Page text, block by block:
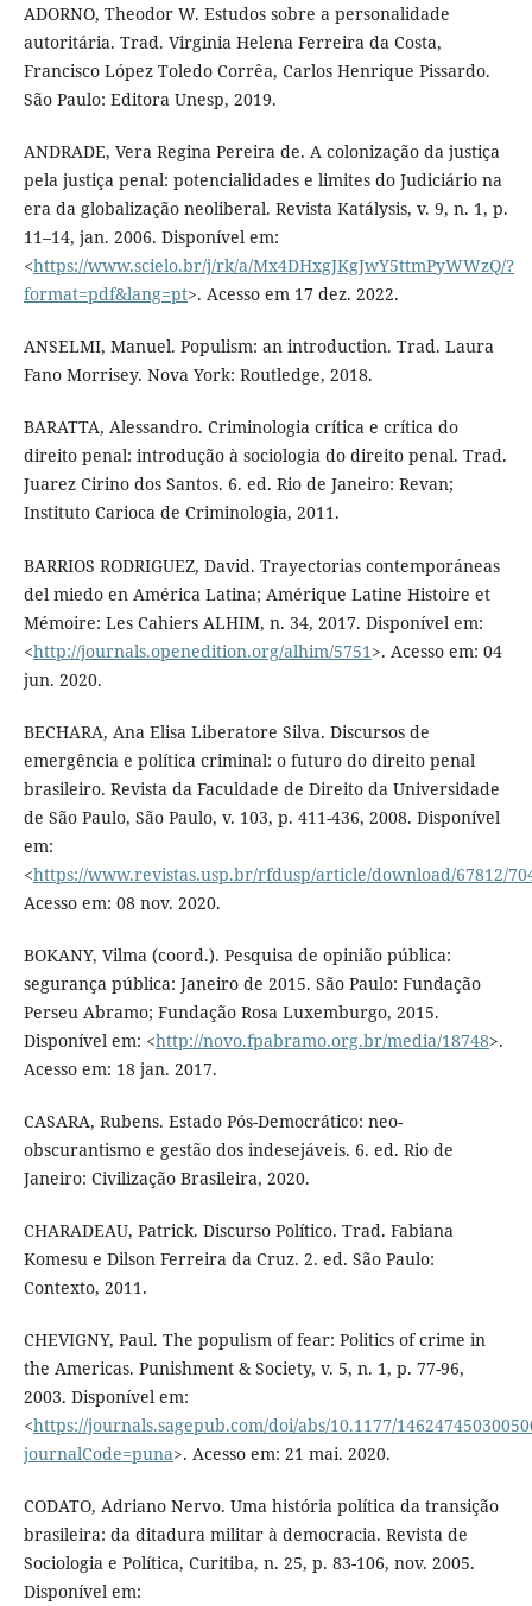
ADORNO, Theodor W. Estudos sobre a personalidade
autoritária. Trad. Virginia Helena Ferreira da Costa,
Francisco López Toledo Corrêa, Carlos Henrique Pissardo.
São Paulo: Editora Unesp, 2019.
ANDRADE, Vera Regina Pereira de. A colonização da justiça
pela justiça penal: potencialidades e limites do Judiciário na
era da globalização neoliberal. Revista Katálysis, v. 9, n. 1, p.
11–14, jan. 2006. Disponível em:
<https://www.scielo.br/j/rk/a/Mx4DHxgJKgJwY5ttmPyWWzQ/?
format=pdf&lang=pt>. Acesso em 17 dez. 2022.
ANSELMI, Manuel. Populism: an introduction. Trad. Laura
Fano Morrisey. Nova York: Routledge, 2018.
BARATTA, Alessandro. Criminologia crítica e crítica do
direito penal: introdução à sociologia do direito penal. Trad.
Juarez Cirino dos Santos. 6. ed. Rio de Janeiro: Revan;
Instituto Carioca de Criminologia, 2011.
BARRIOS RODRIGUEZ, David. Trayectorias contemporáneas
del miedo en América Latina; Amérique Latine Histoire et
Mémoire: Les Cahiers ALHIM, n. 34, 2017. Disponível em:
<http://journals.openedition.org/alhim/5751 >. Acesso em: 04
jun. 2020.
BECHARA, Ana Elisa Liberatore Silva. Discursos de
emergência e política criminal: o futuro do direito penal
brasileiro. Revista da Faculdade de Direito da Universidade
de São Paulo, São Paulo, v. 103, p. 411-436, 2008. Disponível
em:
<https://www.revistas.usp.br/rfdusp/article/download/67812/
Acesso em: 08 nov. 2020.
BOKANY, Vilma (coord.). Pesquisa de opinião pública:
segurança pública: Janeiro de 2015. São Paulo: Fundação
Perseu Abramo; Fundação Rosa Luxemburgo, 2015.
Disponível em: <http://novo.fpabramo.org.br/media/18748>.
Acesso em: 18 jan. 2017.
CASARA, Rubens. Estado Pós-Democrático: neo-
obscurantismo e gestão dos indesejáveis. 6. ed. Rio de
Janeiro: Civilização Brasileira, 2020.
CHARADEAU, Patrick. Discurso Político. Trad. Fabiana
Komesu e Dilson Ferreira da Cruz. 2. ed. São Paulo:
Contexto, 2011.
CHEVIGNY, Paul. The populism of fear: Politics of crime in
the Americas. Punishment & Society, v. 5, n. 1, p. 77-96,
2003. Disponível em:
<https://journals.sagepub.com/doi/abs/10.1177/
journalCode=puna>. Acesso em: 21 mai. 2020.
CODATO, Adriano Nervo. Uma história política da transição
brasileira: da ditadura militar à democracia. Revista de
Sociologia e Política, Curitiba, n. 25, p. 83-106, nov. 2005.
Disponível em: